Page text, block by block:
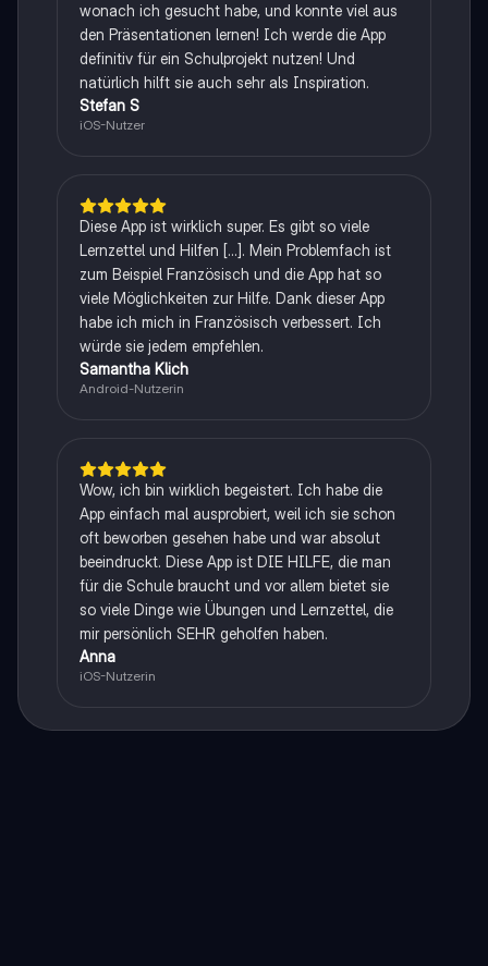
wonach ich gesucht habe, und konnte viel aus
den Präsentationen lernen! Ich werde die App
definitiv für ein Schulprojekt nutzen! Und
natürlich hilft sie auch sehr als Inspiration.
Stefan S
iOS-Nutzer
Diese App ist wirklich super. Es gibt so viele
Lernzettel und Hilfen [...]. Mein Problemfach ist
zum Beispiel Französisch und die App hat so
viele Möglichkeiten zur Hilfe. Dank dieser App
habe ich mich in Französisch verbessert. Ich
würde sie jedem empfehlen.
Samantha Klich
Android-Nutzerin
Wow, ich bin wirklich begeistert. Ich habe die
App einfach mal ausprobiert, weil ich sie schon
oft beworben gesehen habe und war absolut
beeindruckt. Diese App ist DIE HILFE, die man
für die Schule braucht und vor allem bietet sie
so viele Dinge wie Übungen und Lernzettel, die
mir persönlich SEHR geholfen haben.
Anna
iOS-Nutzerin